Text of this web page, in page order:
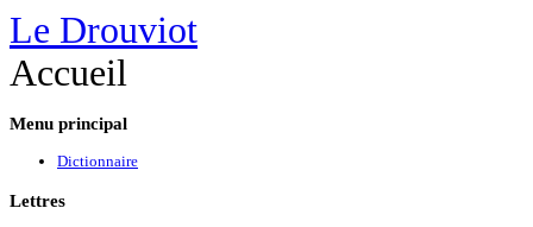
Le Drouviot
Accueil
Menu principal
Dictionnaire
Lettres